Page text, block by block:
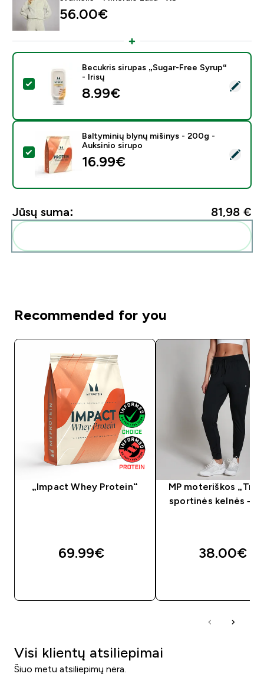
56.00€‎
Pasirinkti šį produktą - Becukris sirupas „Sugar-Free
Becukris sirupas „Sugar-Free Syrup“
- Irisų
8.99€‎
Pasirinkti šį produktą - Baltyminių blynų mišinys -
Baltyminių blynų mišinys - 200g -
Auksinio sirupo
16.99€‎
Jūsų suma: 81,98 €‎
Recommended for you
„Impact Whey Protein“
69.99€‎
MP moteriškos
sportinės kelnės –
38.00€‎
Visi klientų atsiliepimai
Šiuo metu atsiliepimų nėra.